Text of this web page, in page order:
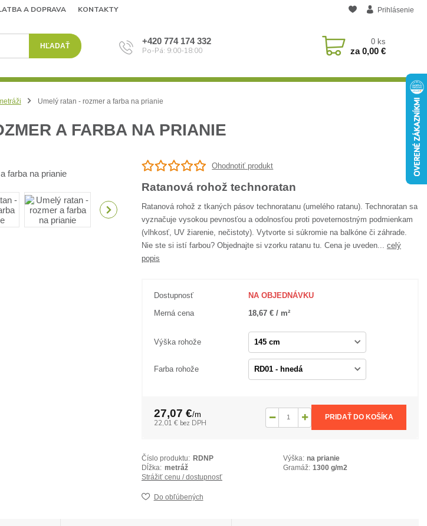
A DOPRAVA KONTAKTY Prihlásenie
HĽADAŤ +420 774 174 332
Po-Pá: 9:00-18:00
0 ks
za0,00 €
Umelý ratan - rozmer a farba na prianie
A FARBA NA PRIANIE
Ohodnotiť produkt
Ratanová rohož technoratan
Ratanová rohož z tkaných pásov technoratanu (umelého ratanu). Technoratan sa
vyznačuje vysokou pevnosťou a odolnosťou proti poveternostným podmienkam
(vlhkosť, UV žiarenie, nečistoty). Vytvorte si súkromie na balkóne či záhrade.
Nie ste si istí farbou? Objednajte si vzorku ratanu tu. Cena je uveden... celý
popis
Dostupnosť NA OBJEDNÁVKU
Merná cena 18,67 € / m²
Výška rohože
Farba rohože
27,07 €/m
22,01 € bez DPH
PRIDAŤ DO KOŠÍKA
Číslo produktu: RDNP Výška: na prianie
Dĺžka: metráž Gramáž: 1300 g/m2
Strážiť cenu / dostupnosť
Do obľúbených